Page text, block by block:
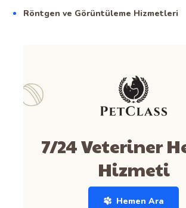
Röntgen ve Görüntüleme Hizmetleri
7/24 Veteriner
Hizmeti
Hemen Ara